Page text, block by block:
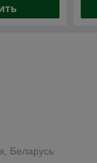
Беларусь